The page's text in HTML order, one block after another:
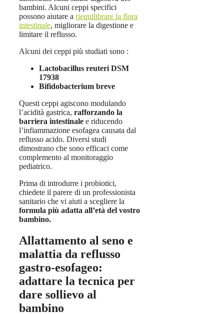
bambini. Alcuni ceppi specifici
possono aiutare a riequilibrare la flora
intestinale, migliorare la digestione e
limitare il reflusso.
Alcuni dei ceppi più studiati sono :
Lactobacillus reuteri DSM
17938
Bifidobacterium breve
Questi ceppi agiscono modulando
l’acidità gastrica, rafforzando la
barriera intestinale e riducendo
l’infiammazione esofagea causata dal
reflusso acido. Diversi studi
dimostrano che sono efficaci come
complemento al monitoraggio
pediatrico.
Prima di introdurre i probiotici,
chiedete il parere di un professionista
sanitario che vi aiuti a scegliere la
formula più adatta all’età del vostro
bambino.
Allattamento al seno e
malattia da reflusso
gastro-esofageo:
adattare la tecnica per
dare sollievo al
bambino